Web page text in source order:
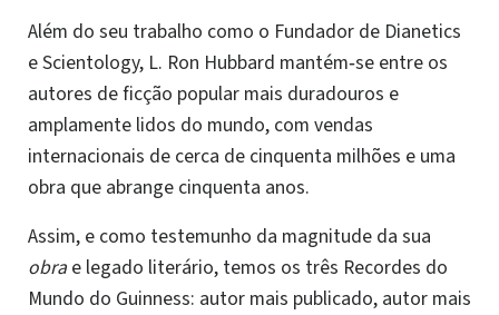
Além do seu trabalho como o Fundador de Dianetics
e Scientology, L. Ron Hubbard mantém‑se entre os
autores de ficção popular mais duradouros e
amplamente lidos do mundo, com vendas
internacionais de cerca de cinquenta milhões e uma
obra que abrange cinquenta anos.
Assim, e como testemunho da magnitude da sua
obra e legado literário, temos os três Recordes do
Mundo do Guinness: autor mais publicado, autor mais